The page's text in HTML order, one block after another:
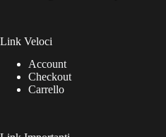
Link Veloci
Account
Checkout
Carrello